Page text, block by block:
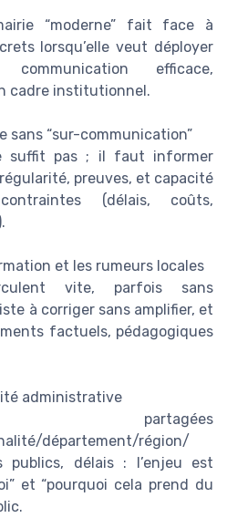
“moderne” fait face à
lorsqu’elle veut déployer
efficace,
cadre institutionnel.
sans “sur-communication”
suffit pas ; il faut informer
preuves, et capacité
(délais, coûts,
et les rumeurs locales
vite, parfois sans
à corriger sans amplifier, et
factuels, pédagogiques
administrative
partagées
département/région/
publics, délais : l’enjeu est
et “pourquoi cela prend du